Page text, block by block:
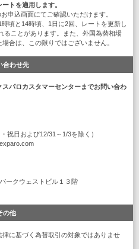
トを適用します。
申込画面にてご確認いただけます。
頃と14時頃、1日に2回、レートを更新し
ることがあります。また、外国為替相場
合は、この限りではございません。
合わせ先
パロカスタマーセンターまでお問い合わ
祝日および12/31～1/3を除く）
ークウェストビル１３階
の他
に基づく為替取引の対象ではありませ